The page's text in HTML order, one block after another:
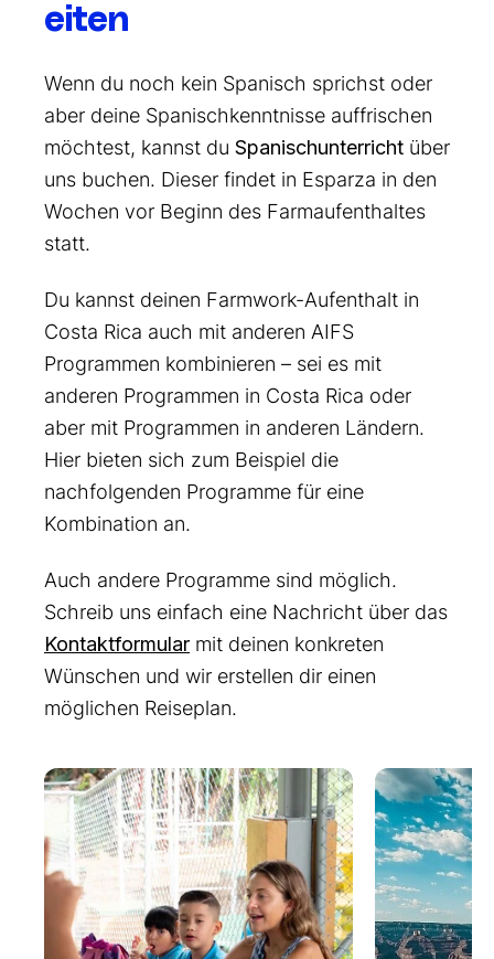
eiten
Wenn du noch kein Spanisch sprichst oder
aber deine Spanischkenntnisse auffrischen
möchtest, kannst du Spanischunterricht über
uns buchen. Dieser findet in Esparza in den
Wochen vor Beginn des Farmaufenthaltes
statt.
Du kannst deinen Farmwork-Aufenthalt in
Costa Rica auch mit anderen AIFS
Programmen kombinieren – sei es mit
anderen Programmen in Costa Rica oder
aber mit Programmen in anderen Ländern.
Hier bieten sich zum Beispiel die
nachfolgenden Programme für eine
Kombination an.
Auch andere Programme sind möglich.
Schreib uns einfach eine Nachricht über das
Kontaktformular mit deinen konkreten
Wünschen und wir erstellen dir einen
möglichen Reiseplan.